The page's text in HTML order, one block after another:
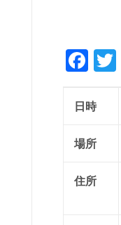
日時
場所
住所